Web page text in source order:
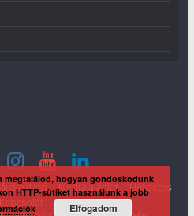
Média ajánlat
Előfizetés
megtalálod, hogyan gondoskodunk
HTTP-sütiket használunk a jobb
Elfogadom